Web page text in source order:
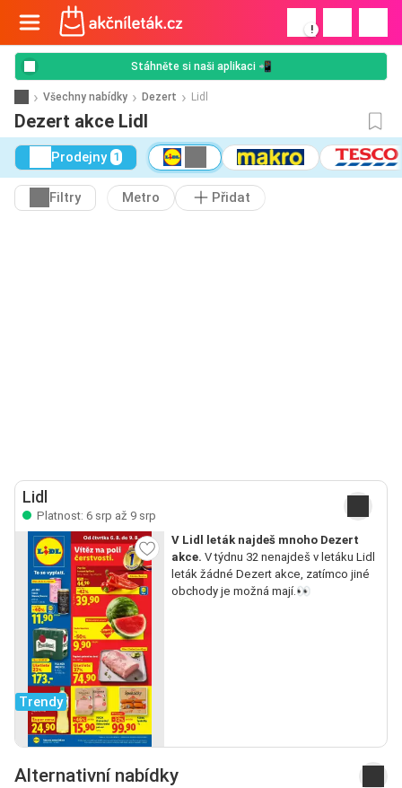
!
Stáhněte si naši aplikaci 📲
Všechny nabídky Dezert Lidl
Dezert akce Lidl
Prodejny 1
Filtry Metro Přidat
Lidl
Platnost: 6 srp až 9 srp
Trendy
V Lidl leták najdeš mnoho Dezert
akce. V týdnu 32 nenajdeš v letáku Lidl
leták žádné Dezert akce, zatímco jiné
obchody je možná mají.👀
Alternativní nabídky